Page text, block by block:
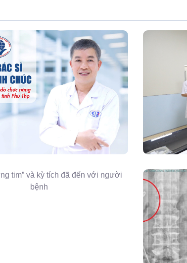
Đường” Của Khoa Thăm
Năng – Bệnh Viện Đa Khoa
Tỉnh Phú Thọ
Thế
Với Người Bệnh
Kết
Nội